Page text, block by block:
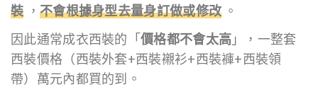
裝 ， 不會根據身型去量身訂做或修改 。
因此通常成衣西裝的「 價格都不會太高 」，一整套
西裝價格（西裝外套+西裝襯衫+西裝褲+西裝領
帶）萬元內都買的到。